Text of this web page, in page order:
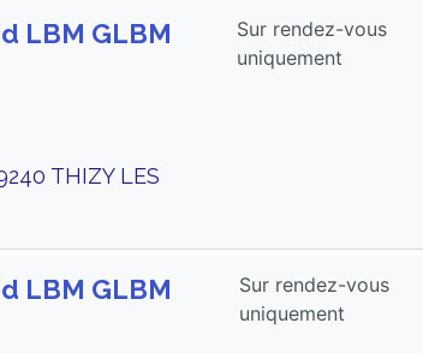
LBM GLBM
THIZY LES
Sur rendez-vous
uniquement
LBM GLBM
Sur rendez-vous
uniquement